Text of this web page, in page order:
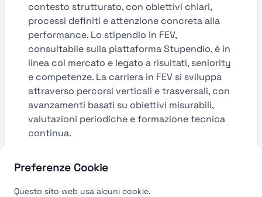
Preferenze Cookie
Questo sito web usa alcuni cookie.
contesto strutturato, con obiettivi chiari,
processi definiti e attenzione concreta alla
performance. Lo stipendio in FEV,
consultabile sulla piattaforma Stupendio, è in
linea col mercato e legato a risultati, seniority
e competenze. La carriera in FEV si sviluppa
attraverso percorsi verticali e trasversali, con
avanzamenti basati su obiettivi misurabili,
valutazioni periodiche e formazione tecnica
continua.
Guarda le valutazioni →